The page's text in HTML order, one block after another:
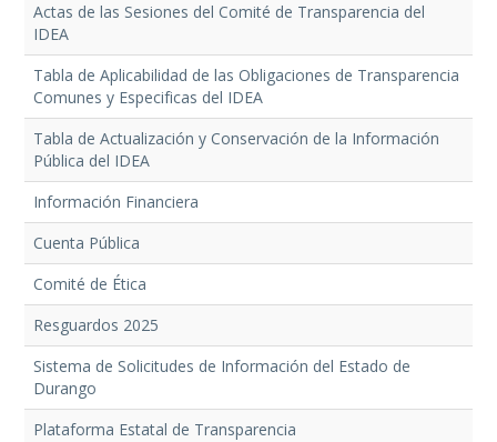
Actas de las Sesiones del Comité de Transparencia del
IDEA
Tabla de Aplicabilidad de las Obligaciones de Transparencia
Comunes y Especificas del IDEA
Tabla de Actualización y Conservación de la Información
Pública del IDEA
Información Financiera
Cuenta Pública
Comité de Ética
Resguardos 2025
Sistema de Solicitudes de Información del Estado de
Durango
Plataforma Estatal de Transparencia